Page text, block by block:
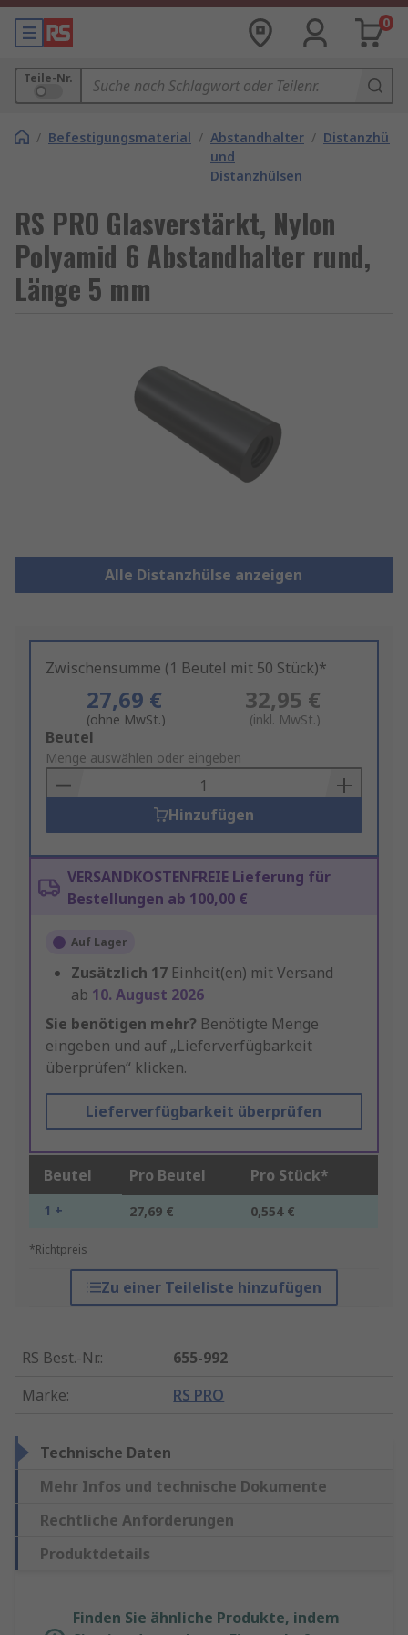
0
Teile-Nr.
/ Befestigungsmaterial / Abstandhalter
und
Distanzhülsen
/ Distanzhülse
RS PRO Glasverstärkt, Nylon
Polyamid 6 Abstandhalter rund,
Länge 5 mm
Alle Distanzhülse anzeigen
Zwischensumme (1 Beutel mit 50 Stück)*
27,69 €
(ohne MwSt.)
32,95 €
(inkl. MwSt.)
Add
to
Basket
Beutel
Menge auswählen oder eingeben
Hinzufügen
VERSANDKOSTENFREIE Lieferung für
Bestellungen ab 100,00 €
Auf Lager
Zusätzlich 17 Einheit(en) mit Versand
ab 10. August 2026
Sie benötigen mehr? Benötigte Menge
eingeben und auf „Lieferverfügbarkeit
überprüfen“ klicken.
Lieferverfügbarkeit überprüfen
Beutel Pro Beutel Pro Stück*
1 + 27,69 € 0,554 €
*Richtpreis
Zu einer Teileliste hinzufügen
RS Best.-Nr.:
655-992
Marke: RS PRO
Technische Daten
Mehr Infos und technische Dokumente
Rechtliche Anforderungen
Produktdetails
Finden Sie ähnliche Produkte, indem